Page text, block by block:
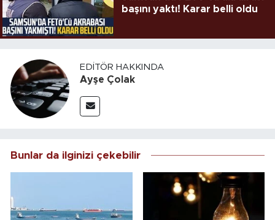
başını yaktı! Karar belli oldu
EDITÖR HAKKINDA
Ayşe Çolak
Bunlar da ilginizi çekebilir